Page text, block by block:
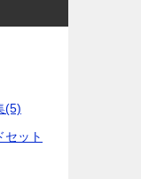
(5)
セット